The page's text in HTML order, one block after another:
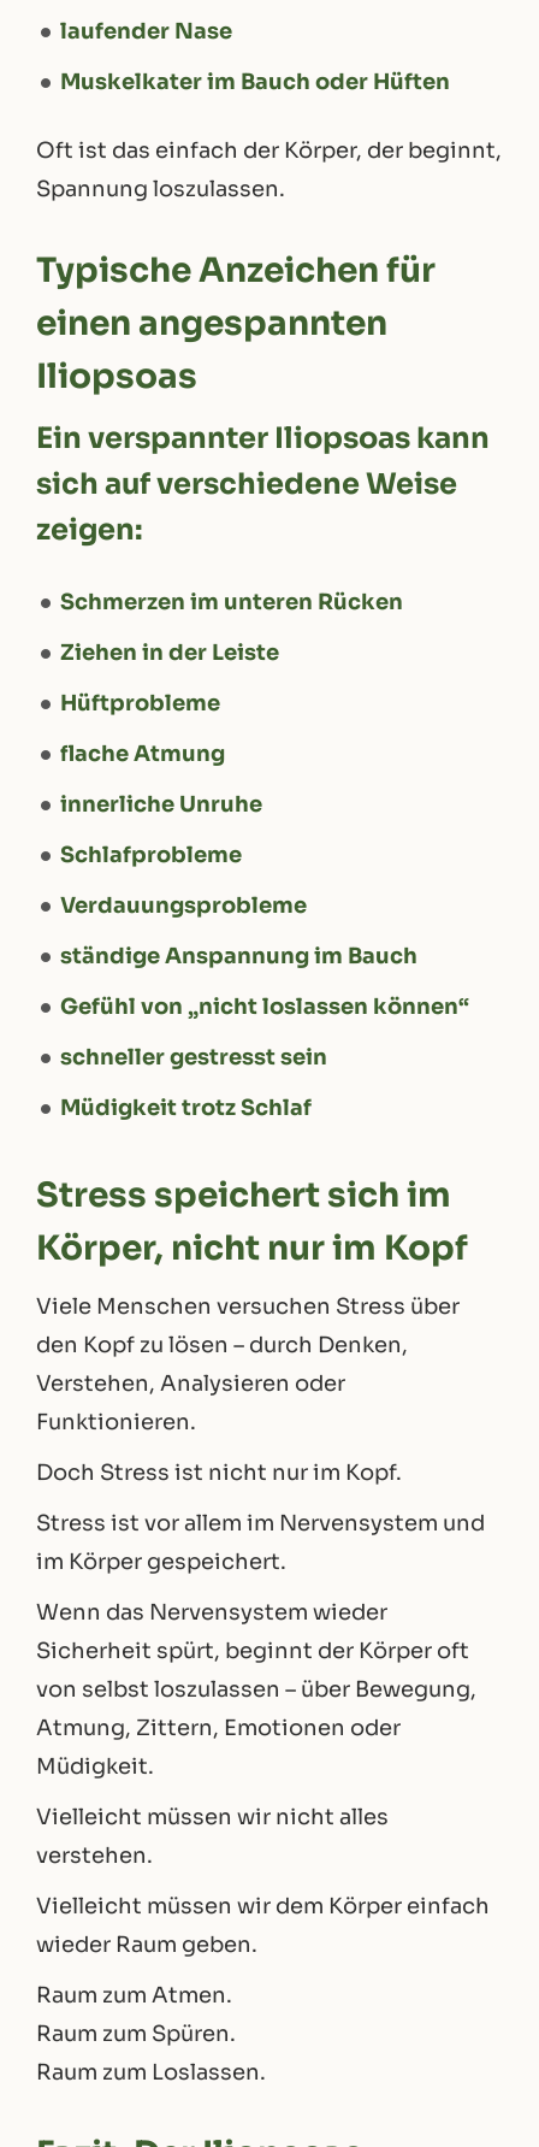
laufender Nase
Muskelkater im Bauch oder Hüften
Oft ist das einfach der Körper, der beginnt,
Spannung loszulassen.
Typische Anzeichen für
einen angespannten
Iliopsoas
Ein verspannter Iliopsoas kann
sich auf verschiedene Weise
zeigen:
Schmerzen im unteren Rücken
Ziehen in der Leiste
Hüftprobleme
flache Atmung
innerliche Unruhe
Schlafprobleme
Verdauungsprobleme
ständige Anspannung im Bauch
Gefühl von „nicht loslassen können“
schneller gestresst sein
Müdigkeit trotz Schlaf
Stress speichert sich im
Körper, nicht nur im Kopf
Viele Menschen versuchen Stress über
den Kopf zu lösen – durch Denken,
Verstehen, Analysieren oder
Funktionieren.
Doch Stress ist nicht nur im Kopf.
Stress ist vor allem im Nervensystem und
im Körper gespeichert.
Wenn das Nervensystem wieder
Sicherheit spürt, beginnt der Körper oft
von selbst loszulassen – über Bewegung,
Atmung, Zittern, Emotionen oder
Müdigkeit.
Vielleicht müssen wir nicht alles
verstehen.
Vielleicht müssen wir dem Körper einfach
wieder Raum geben.
Raum zum Atmen.
Raum zum Spüren.
Raum zum Loslassen.